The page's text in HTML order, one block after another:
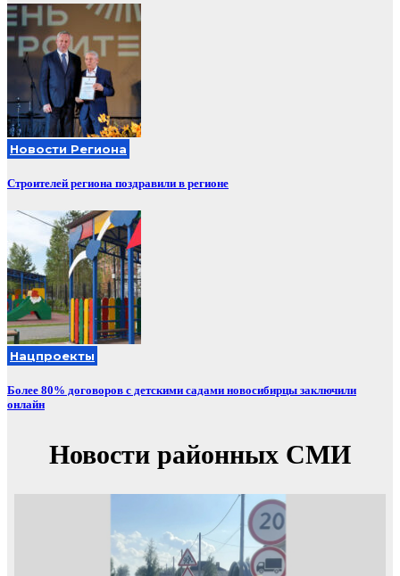
Новости Региона
Строителей региона поздравили в регионе
Нацпроекты
Более 80% договоров с детскими садами новосибирцы заключили
онлайн